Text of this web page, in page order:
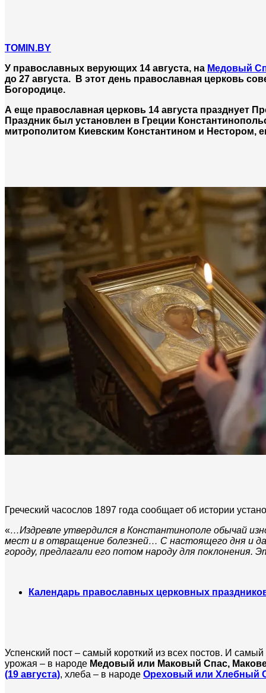
TOMIN.BY
У православных верующих 14 августа, на Медовый
до 27 августа. В этот день православная церковь
Богородице.
А еще православная церковь 14 августа празднует
Праздник был установлен в Греции
митрополитом Киевским Константином и Нестором,
Греческий часослов 1897 года сообщает об истории
«…Издревле утвердился в Константинополе обычай
мест и в отвращение болезней… С настоящего дня и
городу, предлагали его потом народу для поклонения.
Календарь православных церковных
Успенский пост – самый короткий из всех постов. И
урожая – в народе Медовый или Маковый Спас,
(19 августа), хлеба – в народе Ореховый или Хлебный